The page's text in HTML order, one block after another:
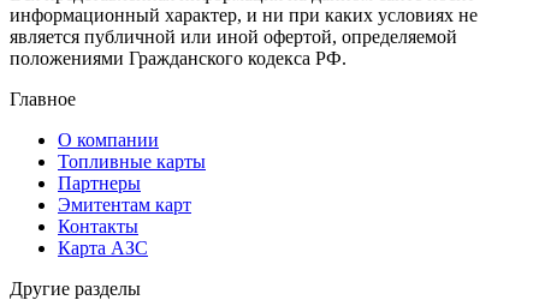
информационный характер, и ни при каких условиях не
является публичной или иной офертой, определяемой
положениями Гражданского кодекса РФ.
Главное
О компании
Топливные карты
Партнеры
Эмитентам карт
Контакты
Карта АЗС
Другие разделы